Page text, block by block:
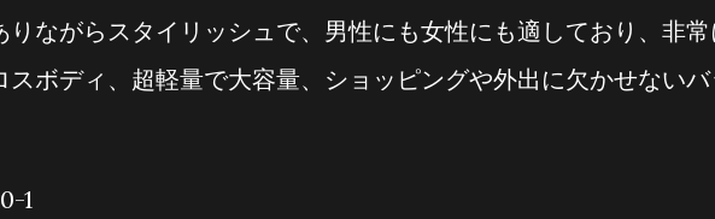
りながらスタイリッシュで、男性にも女性にも適しており、非
スボディ、超軽量で大容量、ショッピングや外出に欠かせない
1